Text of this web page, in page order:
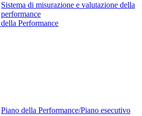
Sistema di misurazione e valutazione della
performance
Performance
Piano della Performance/Piano esecutivo